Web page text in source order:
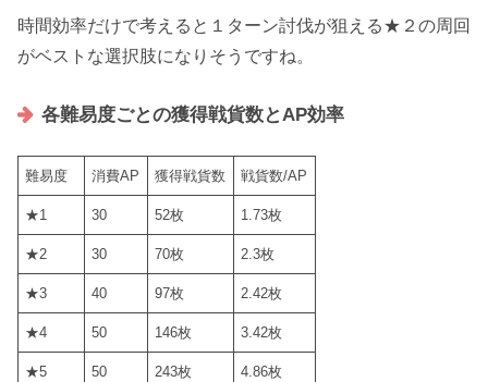
時間効率だけで考えると１ターン討伐が狙える★２の周回
がベストな選択肢になりそうですね。
各難易度ごとの獲得戦貨数とAP効率
難易度 消費AP 獲得戦貨数 戦貨数/AP
★1 30 52枚 1.73枚
★2 30 70枚 2.3枚
★3 40 97枚 2.42枚
★4 50 146枚 3.42枚
★5 50 243枚 4.86枚